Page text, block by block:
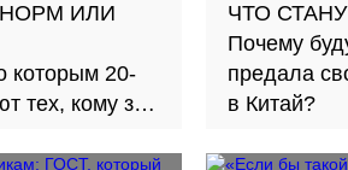
ИЛИ
которым 20-
тех, кому за
ЧТО
Почему
предала
в Китай?